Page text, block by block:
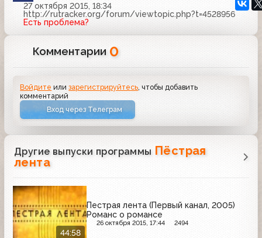
27 октября 2015, 18:34
http://rutracker.org/forum/viewtopic.php?t=4528956
Есть проблема?
Комментарии 0
Войдите илизарегистрируйтесь , чтобы добавить
комментарий
Вход через Телеграм
Другие выпуски программы Пёстрая
лента
44:58
Пестрая лента (Первый канал, 2005)
Романс о романсе
26 октября 2015, 17:44 2494